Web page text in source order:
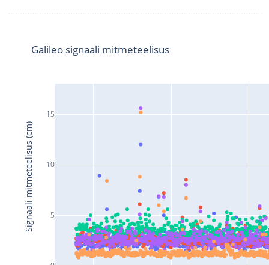
5
10
15
Galileo signaali mitmeteelisus
Signaali mitmeteelisus (cm)